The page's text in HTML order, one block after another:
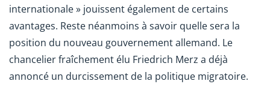
internationale » jouissent également de certains
avantages. Reste néanmoins à savoir quelle sera la
position du nouveau gouvernement allemand. Le
chancelier fraîchement élu Friedrich Merz a déjà
annoncé un durcissement de la politique migratoire.